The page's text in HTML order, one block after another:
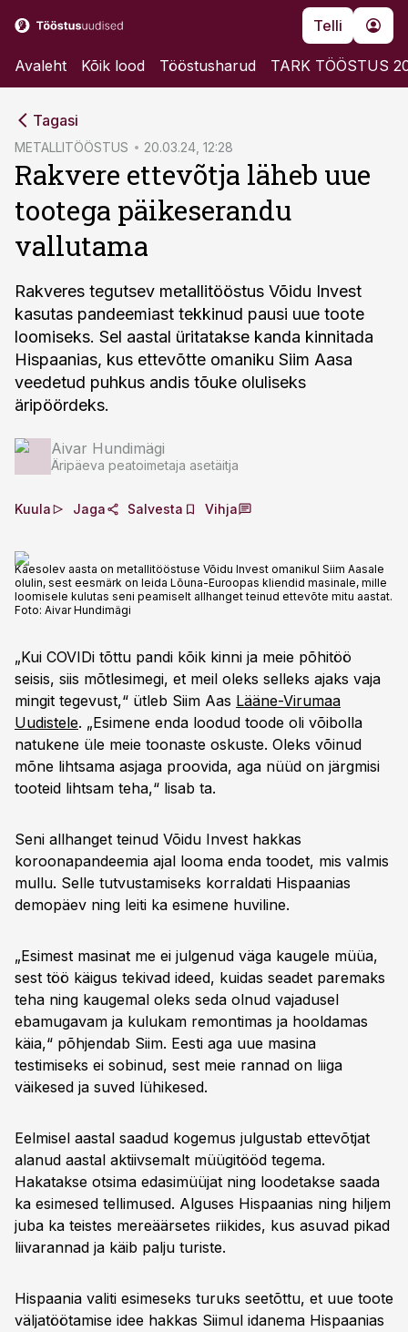
Telli
Avaleht Kõik lood Tööstusharud TARK TÖÖSTUS
Tagasi
METALLITÖÖSTUS 20.03.24, 12:28
Rakvere ettevõtja läheb uue
tootega päikeserandu
vallutama
Rakveres tegutsev metallitööstus Võidu Invest
kasutas pandeemiast tekkinud pausi uue toote
loomiseks. Sel aastal üritatakse kanda kinnitada
Hispaanias, kus ettevõtte omaniku Siim Aasa
veedetud puhkus andis tõuke oluliseks
äripöördeks.
Aivar Hundimägi
Äripäeva peatoimetaja asetäitja
Kuula Jaga Salvesta Vihja
Käesolev aasta on metallitööstuse Võidu Invest omanikul Siim Aasale
olulin, sest eesmärk on leida Lõuna-Euroopas kliendid masinale, mille
loomisele kulutas seni peamiselt allhanget teinud ettevõte mitu aastat.
Foto: Aivar Hundimägi
„Kui COVIDi tõttu pandi kõik kinni ja meie põhitöö
seisis, siis mõtlesimegi, et meil oleks selleks ajaks vaja
mingit tegevust,“ ütleb Siim Aas Lääne-Virumaa
Uudistele. „Esimene enda loodud toode oli võibolla
natukene üle meie toonaste oskuste. Oleks võinud
mõne lihtsama asjaga proovida, aga nüüd on järgmisi
tooteid lihtsam teha,“ lisab ta.
Seni allhanget teinud Võidu Invest hakkas
koroonapandeemia ajal looma enda toodet, mis valmis
mullu. Selle tutvustamiseks korraldati Hispaanias
demopäev ning leiti ka esimene huviline.
„Esimest masinat me ei julgenud väga kaugele müüa,
sest töö käigus tekivad ideed, kuidas seadet paremaks
teha ning kaugemal oleks seda olnud vajadusel
ebamugavam ja kulukam remontimas ja hooldamas
käia,“ põhjendab Siim. Eesti aga uue masina
testimiseks ei sobinud, sest meie rannad on liiga
väikesed ja suved lühikesed.
Eelmisel aastal saadud kogemus julgustab ettevõtjat
alanud aastal aktiivsemalt müügitööd tegema.
Hakatakse otsima edasimüüjat ning loodetakse saada
ka esimesed tellimused. Alguses Hispaanias ning hiljem
juba ka teistes mereäärsetes riikides, kus asuvad pikad
liivarannad ja käib palju turiste.
Hispaania valiti esimeseks turuks seetõttu, et uue toote
väljatöötamise idee hakkas Siimul idanema Hispaanias